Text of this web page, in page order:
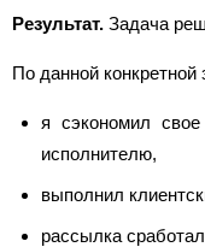
Результат. Задача
По данной конкретной
я сэкономил
исполнителю,
выполнил
рассылка